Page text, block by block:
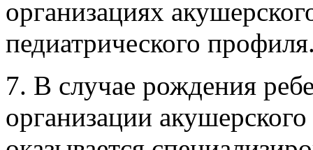
организациях
педиатрического
7. В случае рождения
организации